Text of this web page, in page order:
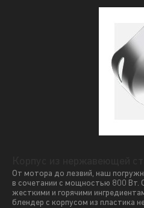
От мотора до лезвий, наш
в сочетании с мощностью 800 Вт.
жесткими и горячими
блендер с корпусом из пластика